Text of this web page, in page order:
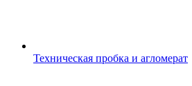
Техническая пробка и агломерат